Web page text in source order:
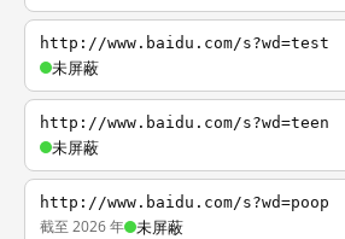
http://www.baidu.com/s?wd=test
未屏蔽
http://www.baidu.com/s?wd=teen
未屏蔽
http://www.baidu.com/s?wd=poop
截至 2026 年 未屏蔽